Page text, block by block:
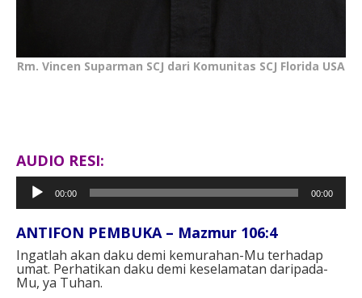
Rm. Vincen Suparman SCJ dari Komunitas SCJ Florida USA
AUDIO RESI:
Pemutar
Audio
00:00 00:00
ANTIFON PEMBUKA – Mazmur 106:4
Ingatlah akan daku demi kemurahan-Mu terhadap
umat. Perhatikan daku demi keselamatan daripada-
Mu, ya Tuhan.